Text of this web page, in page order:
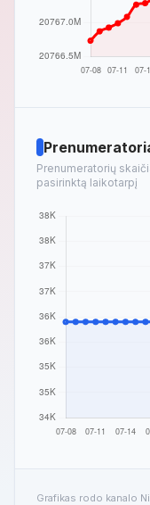
Prenumeratorių
pasirinktą laikotarpį
Grafikas rodo kanalo